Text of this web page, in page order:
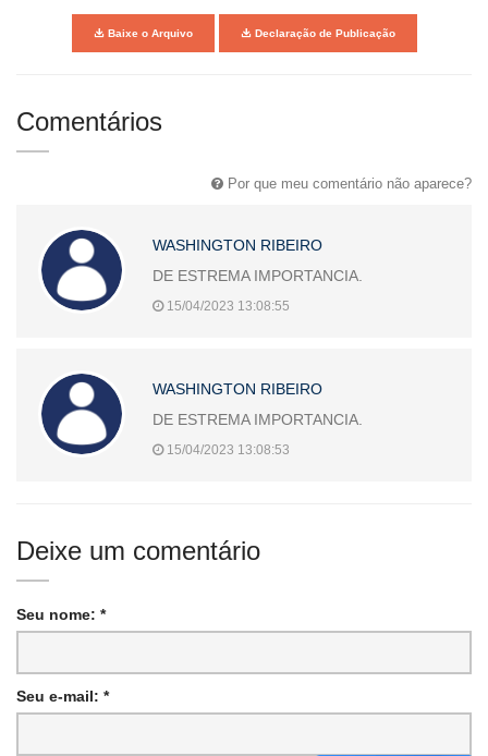
Baixe o Arquivo Declaração de Publicação
Comentários
Por que meu comentário não aparece?
WASHINGTON RIBEIRO
DE ESTREMA IMPORTANCIA.
15/04/2023 13:08:55
WASHINGTON RIBEIRO
DE ESTREMA IMPORTANCIA.
15/04/2023 13:08:53
Deixe um comentário
Seu nome: *
Seu e-mail: *